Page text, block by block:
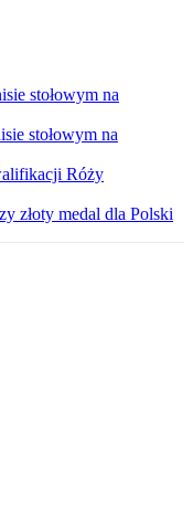
stołowym na
stołowym na
Róży
złoty medal dla Polski